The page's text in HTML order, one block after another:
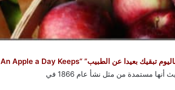
بالتأكيد أنك سمعت من قبل عن المثل المتداول بشأن التفاح ” تفاحة باليوم تبقيك بعيدا عن الطبيب” “An Apple a Day Keeps